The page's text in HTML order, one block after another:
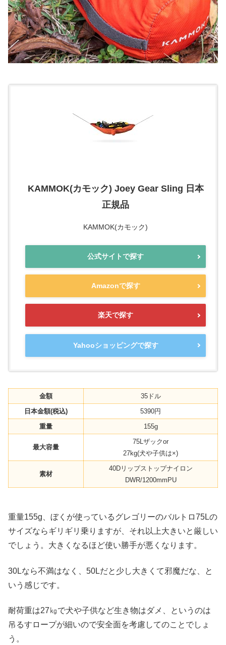
KAMMOK(カモック) Joey Gear Sling 日本
正規品
KAMMOK(カモック)
公式サイトで探す
Amazonで探す
楽天で探す
Yahooショッピングで探す
金額
35ドル
日本金額(税込)
5390円
重量
155g
最大容量
75Lザックor
27kg(犬や子供は×)
素材
40Dリップストップナイロン
DWR/1200mmPU
重量155g、ぼくが使っているグレゴリーのバルトロ75Lの
サイズならギリギリ乗りますが、それ以上大きいと厳しい
でしょう。大きくなるほど使い勝手が悪くなります。
30Lなら不満はなく、50Lだと少し大きくて邪魔だな、と
いう感じです。
耐荷重は27㎏で犬や子供など生き物はダメ、というのは
吊るすロープが細いので安全面を考慮してのことでしょ
う。